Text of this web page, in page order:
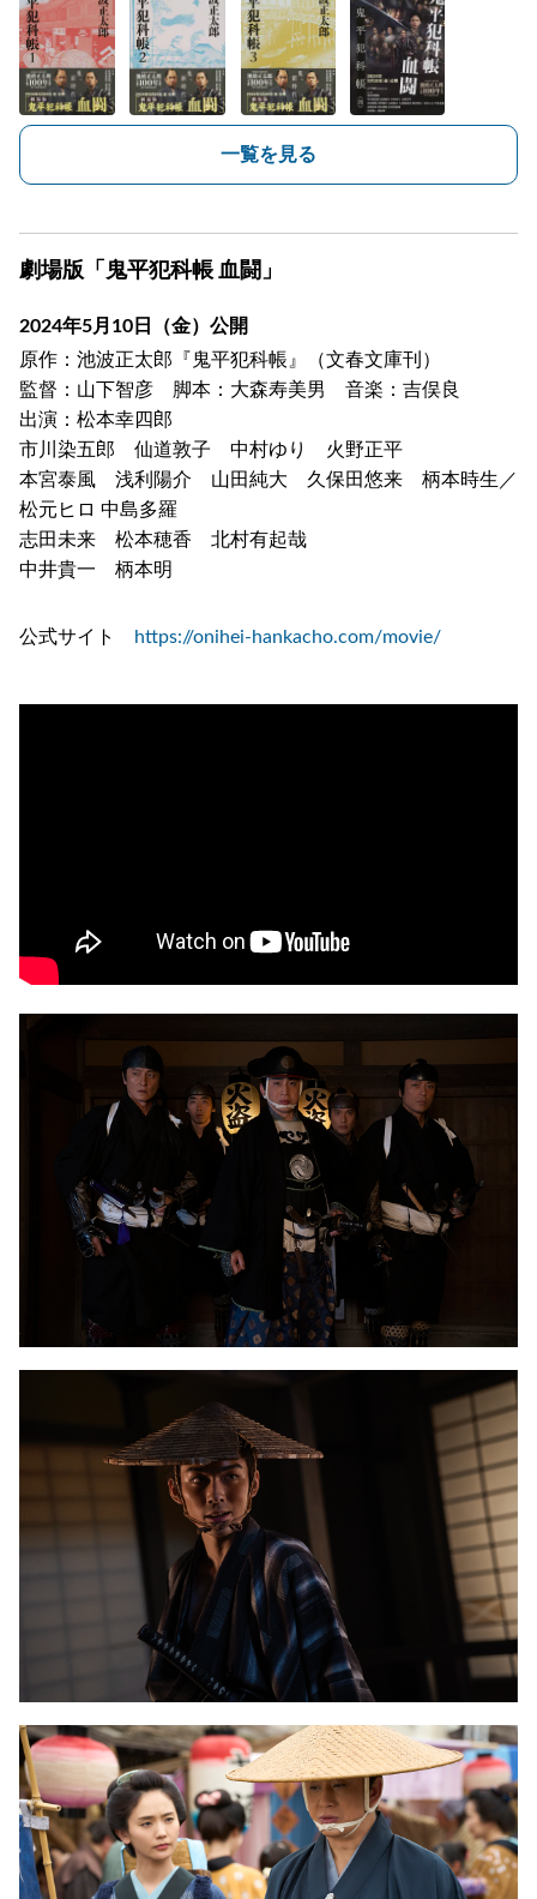
一覧を見る
劇場版「鬼平犯科帳 血闘」
2024年5月10日（金）公開
原作：池波正太郎『鬼平犯科帳』（文春文庫刊）
監督：山下智彦 脚本：大森寿美男 音楽：吉俣良
出演：松本幸四郎
市川染五郎 仙道敦子 中村ゆり 火野正平
本宮泰風 浅利陽介 山田純大 久保田悠来 柄本時生／
松元ヒロ 中島多羅
志田未来 松本穂香 北村有起哉
中井貴一 柄本明
公式サイト https://onihei-hankacho.com/movie/